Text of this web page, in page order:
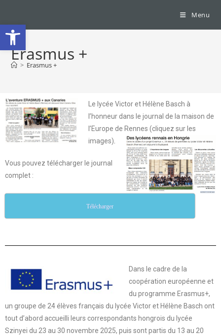
Ouvrir la barre d’outils
Menu
Erasmus +
> Erasmus +
Le lycée Victor et Hélène Basch à
l’honneur dans le journal de la maison de
l’Europe de Rennes (cliquez sur les
images)
Vous pouvez télécharger le journal
complet :
Télécharger
Dans le cadre de la
coopération européenne et
du programme Erasmus+,
un groupe de 24 élèves français du lycée Victor et Hélène Basch ont
tout d’abord accueilli leurs correspondants hongrois du lycée
Szinyei du 23 au 30 novembre 2025, puis sont partis du 13 au 20